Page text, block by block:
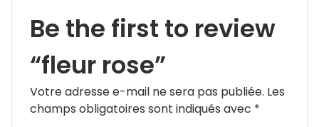
Be the first to review
“fleur rose”
Votre adresse e-mail ne sera pas publiée. Les
champs obligatoires sont indiqués avec *